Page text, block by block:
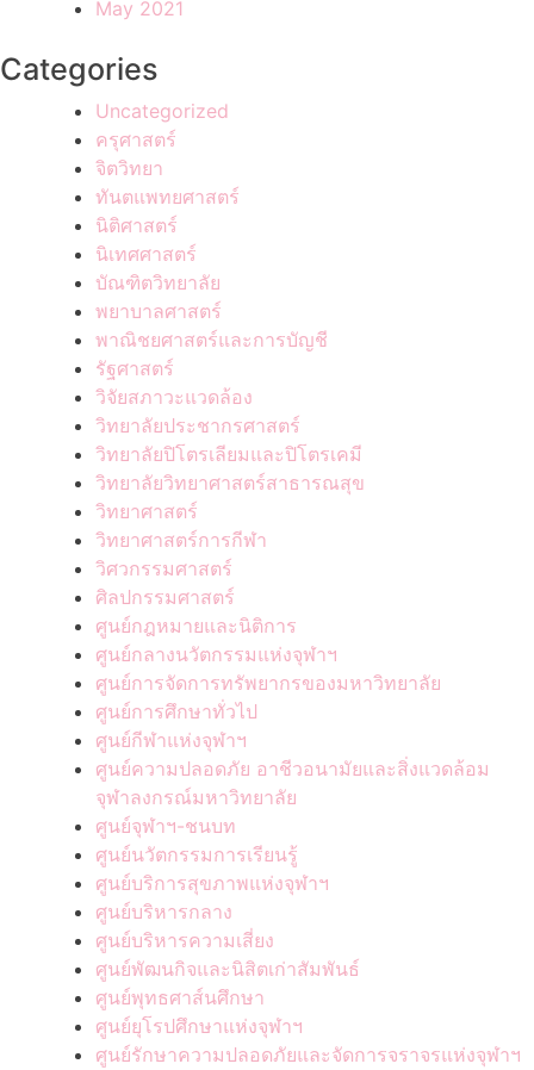
May 2021
Categories
Uncategorized
ครุศาสตร์
จิตวิทยา
ทันตแพทยศาสตร์
นิติศาสตร์
นิเทศศาสตร์
บัณฑิตวิทยาลัย
พยาบาลศาสตร์
พาณิชยศาสตร์และการบัญชี
รัฐศาสตร์
วิจัยสภาวะแวดล้อง
วิทยาลัยประชากรศาสตร์
วิทยาลัยปิโตรเลียมและปิโตรเคมี
วิทยาลัยวิทยาศาสตร์สาธารณสุข
วิทยาศาสตร์
วิทยาศาสตร์การกีฬา
วิศวกรรมศาสตร์
ศิลปกรรมศาสตร์
ศูนย์กฎหมายและนิติการ
ศูนย์กลางนวัตกรรมแห่งจุฬาฯ
ศูนย์การจัดการทรัพยากรของมหาวิทยาลัย
ศูนย์การศึกษาทั่วไป
ศูนย์กีฬาแห่งจุฬาฯ
ศูนย์ความปลอดภัย อาชีวอนามัยและสิ่งแวดล้อม
จุฬาลงกรณ์มหาวิทยาลัย
ศูนย์จุฬาฯ-ชนบท
ศูนย์นวัตกรรมการเรียนรู้
ศูนย์บริการสุขภาพแห่งจุฬาฯ
ศูนย์บริหารกลาง
ศูนย์บริหารความเสี่ยง
ศูนย์พัฒนกิจและนิสิตเก่าสัมพันธ์
ศูนย์พุทธศาส์นศึกษา
ศูนย์ยุโรปศึกษาแห่งจุฬาฯ
ศูนย์รักษาความปลอดภัยและจัดการจราจรแห่งจุฬาฯ